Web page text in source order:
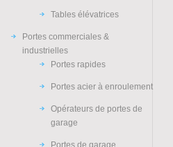
Tables élévatrices
Portes commerciales &
industrielles
Portes rapides
Portes acier à enroulement
Opérateurs de portes de
garage
Portes de garage